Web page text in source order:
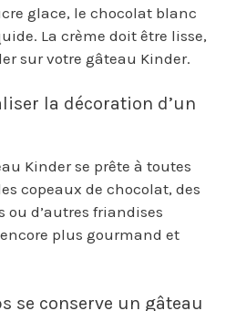
glace, le chocolat blanc
La crème doit être lisse,
sur votre gâteau Kinder.
la décoration d’un
Kinder se prête à toutes
copeaux de chocolat, des
ou d’autres friandises
plus gourmand et
se conserve un gâteau